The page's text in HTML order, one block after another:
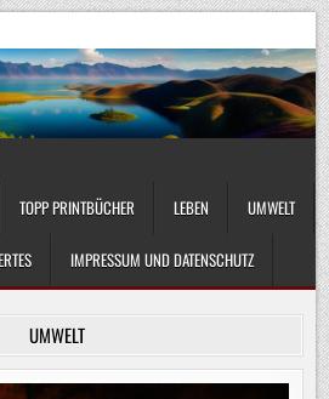
TOPP PRINTBÜCHER LEBEN UMWELT
IMPRESSUM UND DATENSCHUTZ
UMWELT